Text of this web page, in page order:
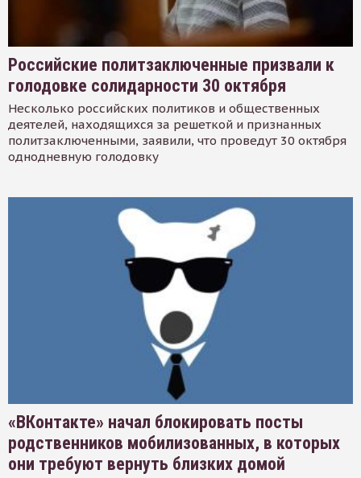
Российские политзаключенные призвали к
голодовке солидарности 30 октября
Несколько российских политиков и общественных
деятелей, находящихся за решеткой и признанных
политзаключенными, заявили, что проведут 30 октября
однодневную голодовку
«ВКонтакте» начал блокировать посты
родственников мобилизованных, в которых
они требуют вернуть близких домой